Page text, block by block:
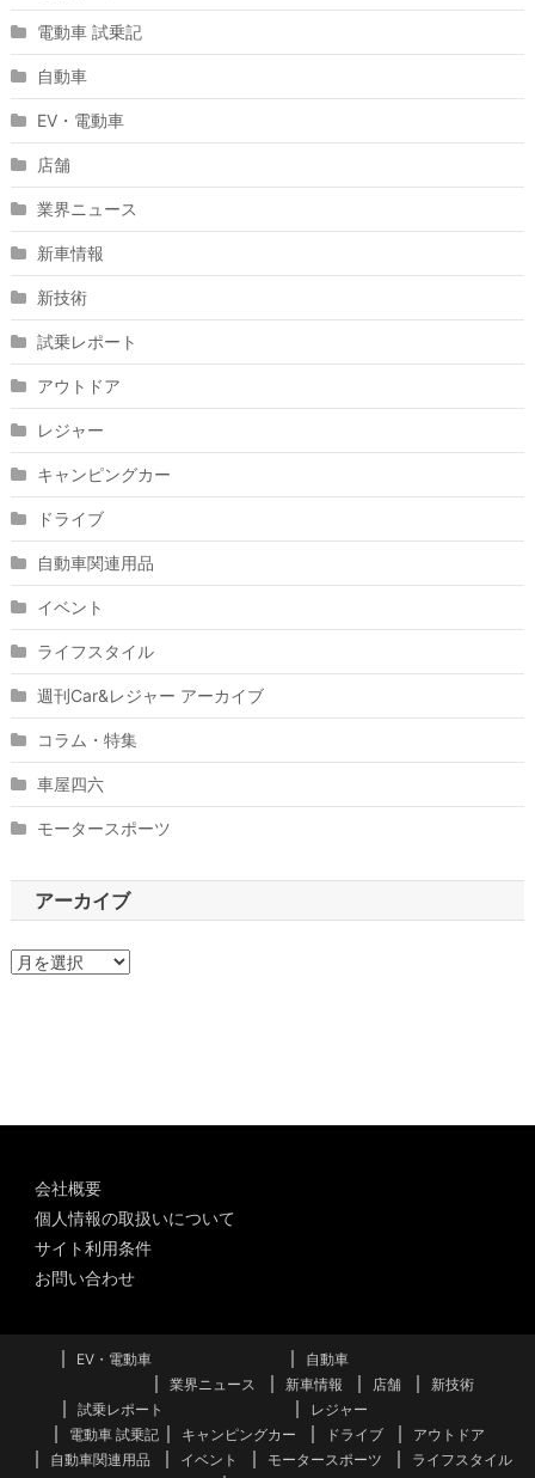
電動車 試乗記
自動車
EV・電動車
店舗
業界ニュース
新車情報
新技術
試乗レポート
アウトドア
レジャー
キャンピングカー
ドライブ
自動車関連用品
イベント
ライフスタイル
週刊Car&レジャー アーカイブ
コラム・特集
車屋四六
モータースポーツ
アーカイブ
ア
会社概要
個人情報の取扱いについて
サイト利用条件
お問い合わせ
EV・電動車
自動車
業界ニュース
新車情報 店舗
新技術
試乗レポート
電動車 試乗記
レジャー
キャンピングカー
ドライブ
アウトドア
自動車関連用品
イベント モータースポーツ
ライフスタイル